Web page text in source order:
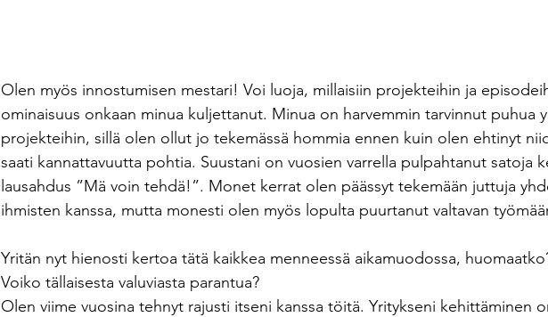
Olen myös innostumisen mestari! Voi luoja, millaisiin projekteihin ja
ominaisuus onkaan minua kuljettanut. Minua on harvemmin tarvinnut puhua
projekteihin, sillä olen ollut jo tekemässä hommia ennen kuin olen ehtinyt
saati kannattavuutta pohtia. Suustani on vuosien varrella pulpahtanut satoja
lausahdus ”Mä voin tehdä!”. Monet kerrat olen päässyt tekemään juttuja
ihmisten kanssa, mutta monesti olen myös lopulta puurtanut valtavan
Yritän nyt hienosti kertoa tätä kaikkea menneessä aikamuodossa,
Voiko tällaisesta valuviasta parantua?
Olen viime vuosina tehnyt rajusti itseni kanssa töitä. Yritykseni kehittäminen